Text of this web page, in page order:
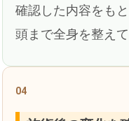
確認した内容をも
頭まで全身を整えて
04